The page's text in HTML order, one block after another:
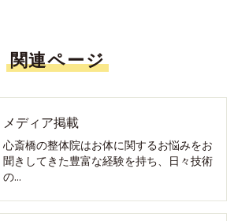
関連ページ
メディア掲載
心斎橋の整体院はお体に関するお悩みをお
聞きしてきた豊富な経験を持ち、日々技術
の…